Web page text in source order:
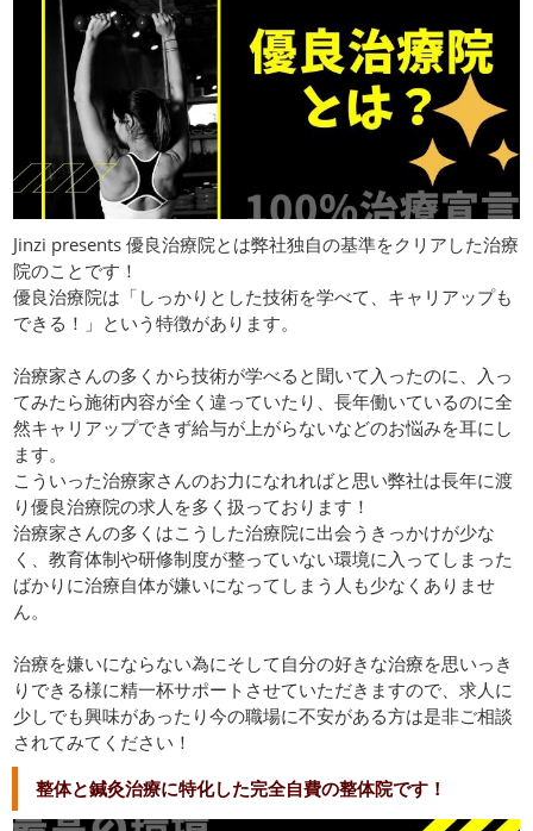
Jinzi presents 優良治療院とは弊社独自の基準をクリアした治療
院のことです！
優良治療院は「しっかりとした技術を学べて、キャリアップも
できる！」という特徴があります。
治療家さんの多くから技術が学べると聞いて入ったのに、入っ
てみたら施術内容が全く違っていたり、長年働いているのに全
然キャリアップできず給与が上がらないなどのお悩みを耳にし
ます。
こういった治療家さんのお力になれればと思い弊社は長年に渡
り優良治療院の求人を多く扱っております！
治療家さんの多くはこうした治療院に出会うきっかけが少な
く、教育体制や研修制度が整っていない環境に入ってしまった
ばかりに治療自体が嫌いになってしまう人も少なくありませ
ん。
治療を嫌いにならない為にそして自分の好きな治療を思いっき
りできる様に精一杯サポートさせていただきますので、求人に
少しでも興味があったり今の職場に不安がある方は是非ご相談
されてみてください！
整体と鍼灸治療に特化した完全自費の整体院です！